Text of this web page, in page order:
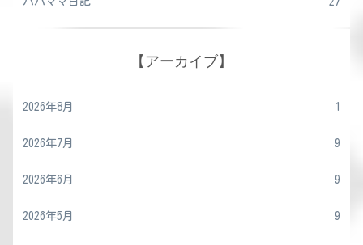
【アーカイブ】
2026年8月 1
2026年7月 9
2026年6月 9
2026年5月 9